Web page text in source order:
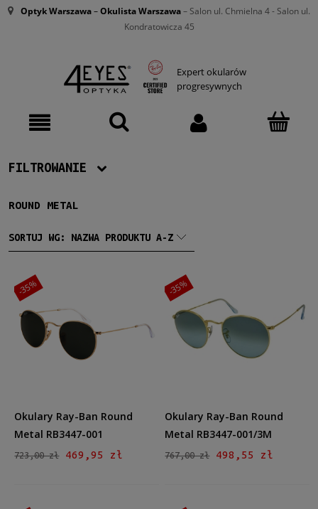
Optyk Warszawa–Okulista Warszawa– Salon ul. Chmielna 4 - Salon ul.
Kondratowicza 45
Expert okularów
progresywnych
FILTROWANIE
Producent
Ray-Ban (52)
Damskie
Męskie
Męskie (52)
Materiał
ROUND METAL
SORTUJ WG: NAZWA PRODUKTU A-Z
Okulary Ray-Ban Round
Metal RB3447-001
723,00 zł 469,95 zł
-35%
Okulary Ray-Ban Round
Metal RB3447-001/3M
767,00 zł 498,55 zł
-35%